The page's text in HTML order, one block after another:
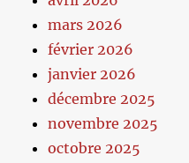
mars 2026
février 2026
janvier 2026
décembre 2025
novembre 2025
octobre 2025